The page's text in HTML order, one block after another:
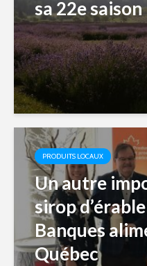
sa 22e saison
PRODUITS LOCAUX
Un autre
sirop
Banques
Québec